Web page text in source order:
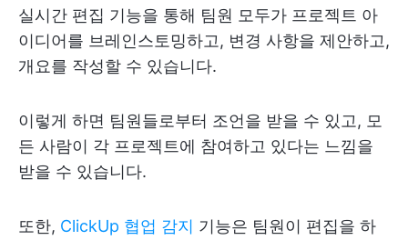
실시간 편집 기능을 통해 팀원 모두가 프로젝트 아
이디어를 브레인스토밍하고, 변경 사항을 제안하고,
개요를 작성할 수 있습니다.
이렇게 하면 팀원들로부터 조언을 받을 수 있고, 모
든 사람이 각 프로젝트에 참여하고 있다는 느낌을
받을 수 있습니다.
또한, ClickUp 협업 감지 기능은 팀원이 편집을 하